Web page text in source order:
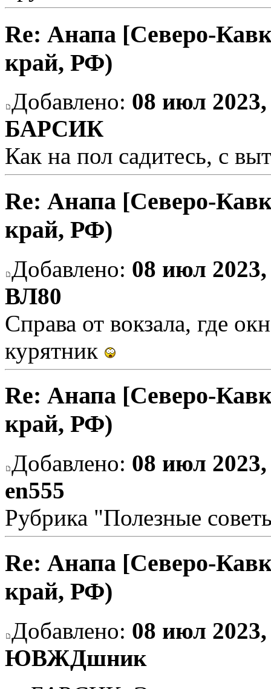
Re: Анапа [Северо-
край, РФ)
Добавлено: 08 июл
БАРСИК
Как на пол садитесь, с
Re: Анапа [Северо-
край, РФ)
Добавлено: 08 июл
ВЛ80
Справа от вокзала, где
курятник
Re: Анапа [Северо-
край, РФ)
Добавлено: 08 июл
en555
Рубрика "Полезные
Re: Анапа [Северо-
край, РФ)
Добавлено: 08 июл
ЮВЖДшник